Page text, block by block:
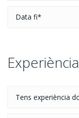
Experiència